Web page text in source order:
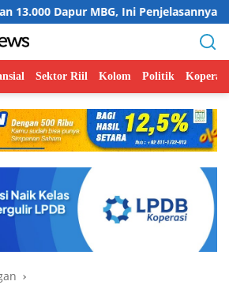
Ini Penjelasannya Menkop
Sektor Riil Kolom Politik Koperasi